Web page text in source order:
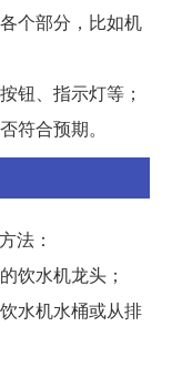
个部分，比如机
钮、指示灯等；
符合预期。
法：
饮水机龙头；
水机水桶或从排